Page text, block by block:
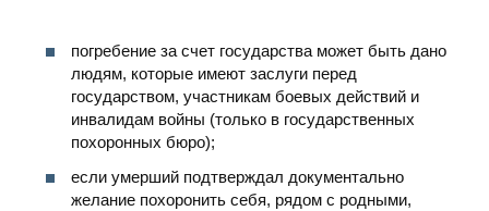
погребение за счет государства может быть дано
людям, которые имеют заслуги перед
государством, участникам боевых действий и
инвалидам войны (только в государственных
похоронных бюро);
если умерший подтверждал документально
желание похоронить себя, рядом с родными,